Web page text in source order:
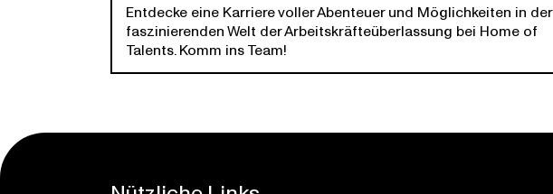
Entdecke eine Karriere voller Abenteuer und Möglichkeiten in der
faszinierenden Welt der Arbeitskräfteüberlassung bei Home of
Talents. Komm ins Team!